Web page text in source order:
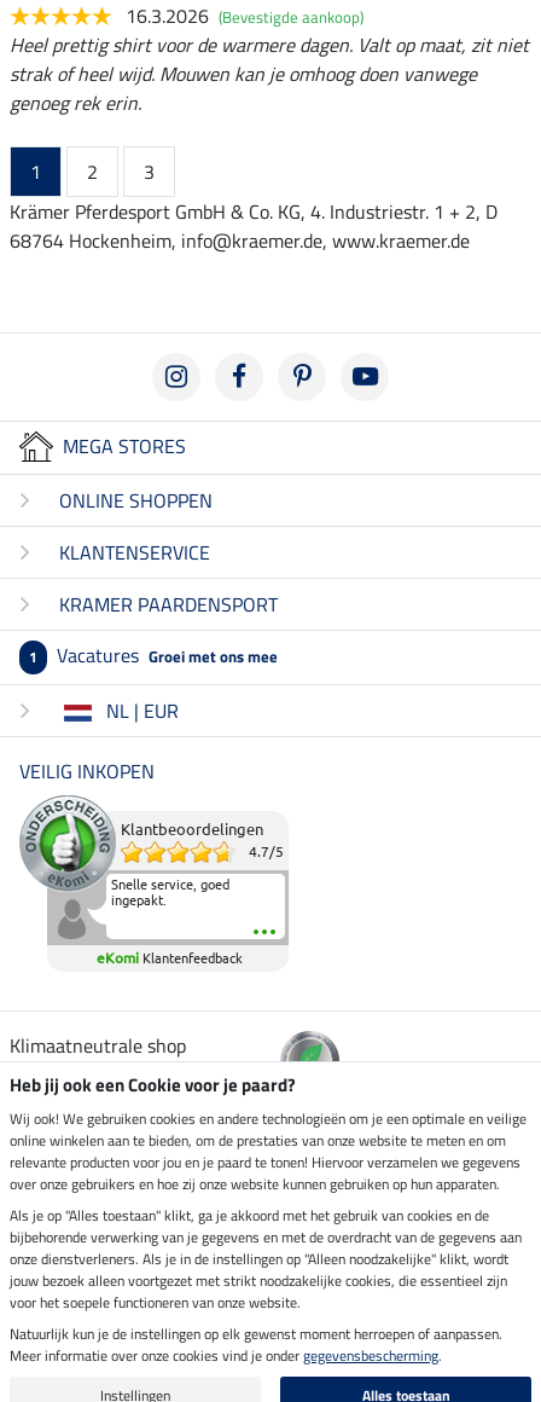
16.3.2026 (Bevestigde aankoop)
Heel prettig shirt voor de warmere dagen. Valt op maat, zit niet
strak of heel wijd. Mouwen kan je omhoog doen vanwege
genoeg rek erin.
1 2
3
Krämer Pferdesport GmbH & Co. KG, 4. Industriestr. 1 + 2, D
68764 Hockenheim, info@kraemer.de, www.kraemer.de
MEGA STORES
ONLINE SHOPPEN
KLANTENSERVICE
KRAMER PAARDENSPORT
1 Vacatures Groei met ons mee
NL | EUR
VEILIG INKOPEN
Klantbeoordelingen
4.7/5
Snelle service, goed
ingepakt.
eKomi Klantenfeedback
Klimaatneutrale shop
Verzending per
Veilig betalen met
Impressum
Laatste update op 09.08.2026 om 07:13 uur
Alle prijzen in euro's, incl. BTW, excl. verzendkosten.
Heb jij ook een Cookie voor je paard?
Wij ook! We gebruiken cookies en andere technologieën om je een optimale en veilige
online winkelen aan te bieden, om de prestaties van onze website te meten en om
relevante producten voor jou en je paard te tonen! Hiervoor verzamelen we gegevens
over onze gebruikers en hoe zij onze website kunnen gebruiken op hun apparaten.
Als je op "Alles toestaan" klikt, ga je akkoord met het gebruik van cookies en de
bijbehorende verwerking van je gegevens en met de overdracht van de gegevens aan
onze dienstverleners. Als je in de instellingen op "Alleen noodzakelijke" klikt, wordt
jouw bezoek alleen voortgezet met strikt noodzakelijke cookies, die essentieel zijn
voor het soepele functioneren van onze website.
Natuurlijk kun je de instellingen op elk gewenst moment herroepen of aanpassen.
Meer informatie over onze cookies vind je ondergegevensbescherming.
Instellingen
Alles toestaan